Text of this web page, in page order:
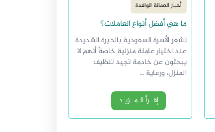
أخبار العمالة الوافدة
ما هي أفضل أنواع العاملات؟
تشعر الأسرة السعودية بالحيرة الشديدة
عند اختيار عاملة منزلية خاصةً أنهم لا
يبحثون عن خادمة تجيد تنظيف
المنزل، ورعاية ...
إقــرأ الـمــزيـد